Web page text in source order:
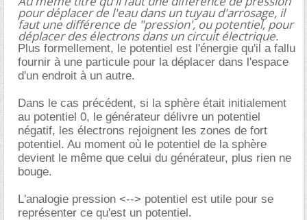
pour déplacer de l'eau dans un tuyau d'arrosage, il
faut une différence de "pression', ou potentiel, pour
déplacer des électrons dans un circuit électrique.
Plus formellement, le potentiel est l'énergie qu'il a fallu
fournir à une particule pour la déplacer dans l'espace
d'un endroit à un autre.
Dans le cas précédent, si la sphère était initialement
au potentiel 0, le générateur délivre un potentiel
négatif, les électrons rejoignent les zones de fort
potentiel. Au moment où le potentiel de la sphère
devient le même que celui du générateur, plus rien ne
bouge.
L'analogie pression <--> potentiel est utile pour se
représenter ce qu'est un potentiel.